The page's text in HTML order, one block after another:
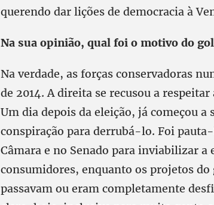
querendo dar lições de democracia à
Na sua opinião, qual foi o motivo do
Na verdade, as forças conservadoras
de 2014. A direita se recusou a
Um dia depois da eleição, já começou
conspiração para derrubá-lo. Foi
Câmara e no Senado para inviabilizar
consumidores, enquanto os projetos
passavam ou eram completamente